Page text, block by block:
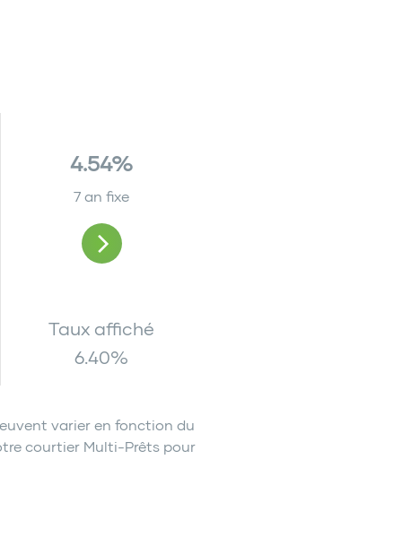
4.54%
7 an fixe
Taux affiché
6.40%
varier en fonction du
courtier Multi-Prêts pour